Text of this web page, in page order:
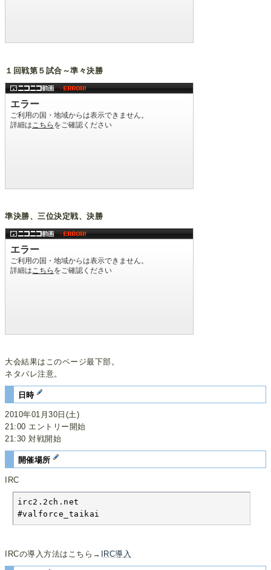
１回戦第５試合～準々決勝
準決勝、三位決定戦、決勝
大会結果はこのページ最下部。
ネタバレ注意。
日時
2010年01月30日(土)
21:00 エントリー開始
21:30 対戦開始
開催場所
IRC
irc2.2ch.net
#valforce_taikai
IRCの導入方法はこちら→ IRC導入